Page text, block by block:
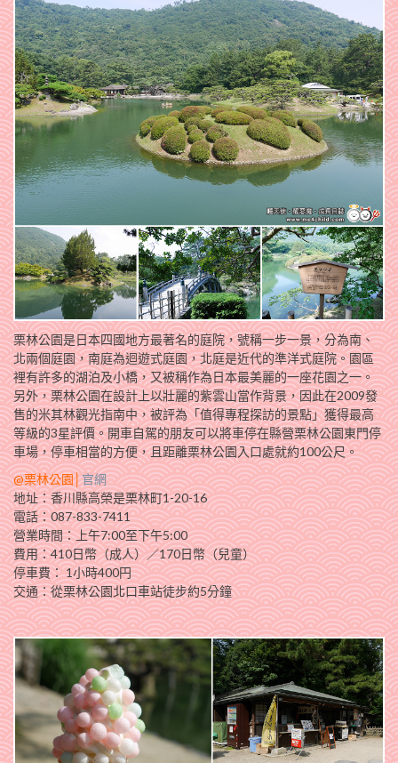
栗林公園是日本四國地方最著名的庭院，號稱一步一景，分為南、
北兩個庭園，南庭為迴遊式庭園，北庭是近代的準洋式庭院。園區
裡有許多的湖泊及小橋，又被稱作為日本最美麗的一座花園之一。
另外，栗林公園在設計上以壯麗的紫雲山當作背景，因此在2009發
售的米其林觀光指南中，被評為「值得專程探訪的景點」獲得最高
等級的3星評價。開車自駕的朋友可以將車停在縣營栗林公園東門停
車場，停車相當的方便，且距離栗林公園入口處就約100公尺。
@栗林公園│官網
地址：香川縣高榮是栗林町1-20-16
電話：087-833-7411
營業時間：上午7:00至下午5:00
費用：410日幣（成人）／170日幣（兒童）
停車費： 1小時400円
交通：從栗林公園北口車站徒步約5分鐘